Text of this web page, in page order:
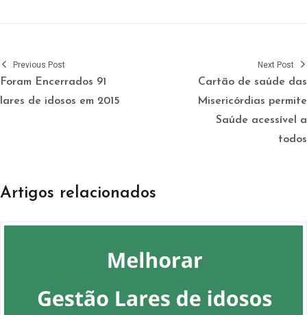
Previous Post
Foram Encerrados 91
lares de idosos em 2015
Next Post
Cartão de saúde das
Misericórdias permite
Saúde acessível a
todos
Artigos relacionados